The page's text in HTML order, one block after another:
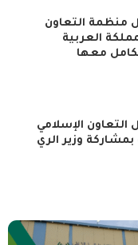
منظمة التعاون
العربية
معها
التعاون الإسلامي
بمشاركة وزير الري